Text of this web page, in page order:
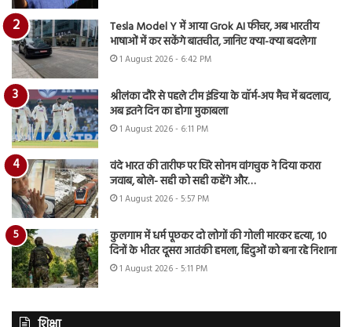
Tesla Model Y में आया Grok AI फीचर, अब भारतीय
भाषाओं में कर सकेंगे बातचीत, जानिए क्या-क्या बदलेगा
1 August 2026 - 6:42 PM
श्रीलंका दौरे से पहले टीम इंडिया के वॉर्म-अप मैच में बदलाव,
अब इतने दिन का होगा मुकाबला
1 August 2026 - 6:11 PM
वंदे भारत की तारीफ पर घिरे सोनम वांगचुक ने दिया करारा
जवाब, बोले- सही को सही कहेंगे और…
1 August 2026 - 5:57 PM
कुलगाम में धर्म पूछकर दो लोगों की गोली मारकर हत्या, 10
दिनों के भीतर दूसरा आतंकी हमला, हिंदुओं को बना रहे निशाना
1 August 2026 - 5:11 PM